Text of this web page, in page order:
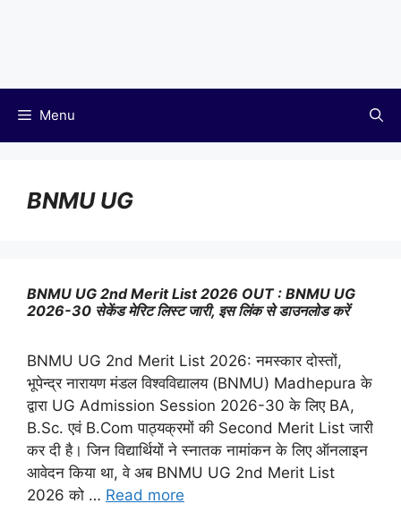
Menu
BNMU UG
BNMU UG 2nd Merit List 2026 OUT : BNMU UG
2026-30 सेकेंड मेरिट लिस्ट जारी, इस लिंक से डाउनलोड करें
BNMU UG 2nd Merit List 2026: नमस्कार दोस्तों,
भूपेन्द्र नारायण मंडल विश्वविद्यालय (BNMU) Madhepura के
द्वारा UG Admission Session 2026-30 के लिए BA,
B.Sc. एवं B.Com पाठ्यक्रमों की Second Merit List जारी
कर दी है। जिन विद्यार्थियों ने स्नातक नामांकन के लिए ऑनलाइन
आवेदन किया था, वे अब BNMU UG 2nd Merit List
2026 को … Read more